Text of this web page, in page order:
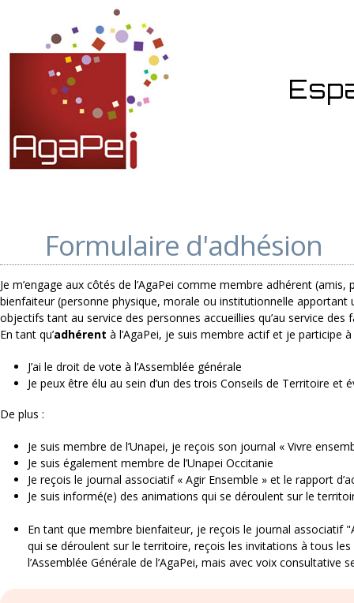
principal
Formulaire d'adhésion
Je m’engage aux côtés de l’AgaPei comme membre adhérent
bienfaiteur (personne physique, morale ou institutionnelle
objectifs tant au service des personnes accueillies qu’au service des
En tant qu’adhérent à l’AgaPei, je suis membre actif et je participe
J’ai le droit de vote à l’Assemblée générale
Je peux être élu au sein d’un des trois Conseils de Territoire et
De plus :
Je suis membre de l’Unapei, je reçois son journal « Vivre
Je suis également membre de l’Unapei Occitanie
Je reçois le journal associatif « Agir Ensemble » et le rapport
Je suis informé(e) des animations qui se déroulent sur le
En tant que membre bienfaiteur, je reçois le journal associatif
qui se déroulent sur le territoire, reçois les invitations à tous
l’Assemblée Générale de l’AgaPei, mais avec voix consultative
Panneau de gestion des cookies